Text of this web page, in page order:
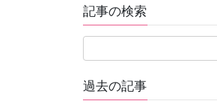
記事の検索
過去の記事